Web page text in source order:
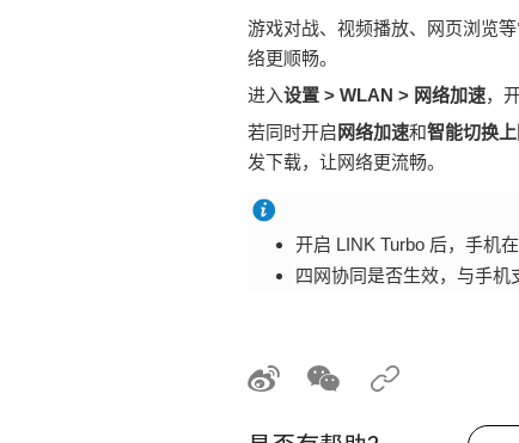
游戏对战、视频播放、网页浏览
络更顺畅。
进入设置> WLAN > 网络加速，
若同时开启 网络加速和智能切换
发下载，让网络更流畅。
开启 LINK Turbo 后， 手机
四网协同是否生效，与手机